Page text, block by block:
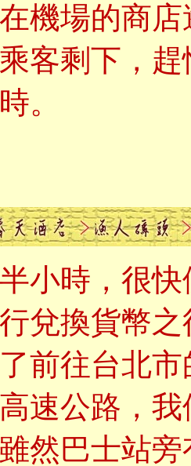
機場的商
客剩下，
。
小時，很
兌換貨幣
前往台北
速公路，
然巴士站